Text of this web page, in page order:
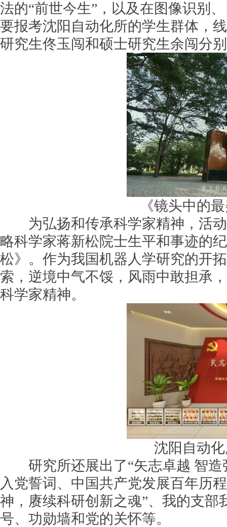
法的“前世今生”，以及在图像识别
要报考沈阳自动化所的学生群体，
研究生佟玉闯和硕士研究生余闯分
《镜头中的
为弘扬和传承科学家精神，活动
略科学家蒋新松院士生平和事迹
松》。作为我国机器人学研究的开
索，逆境中气不馁，风雨中敢担承
科学家精神。
沈阳自动
研究所还展出了“矢志卓越 智造
入党誓词、中国共产党发展百年历
神，赓续科研创新之魂”、我的支
号、功勋墙和党的关怀等。